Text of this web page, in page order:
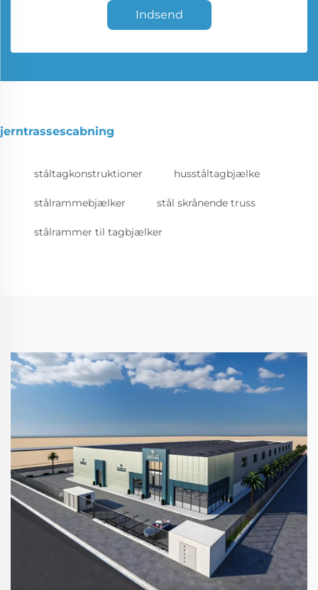
Indsend
jerntrassescabning
ståltagkonstruktioner husståltagbjælke
stålrammebjælker stål skrånende truss
stålrammer til tagbjælker